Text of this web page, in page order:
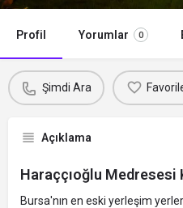
Profil Yorumlar 0
Şimdi Ara
Açıklama
Haraççıoğlu Medresesi
Bursa'nın en eski yerleşim